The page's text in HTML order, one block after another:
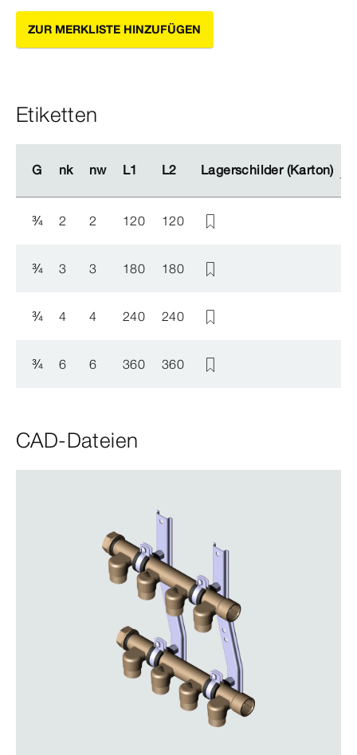
ZUR MERKLISTE HINZUFÜGEN
Etiketten
G nk nw L1 L2 Lagerschilder (Karton)
G nk nw L1 L2 Lagerschilder (Karton)
¾ 2 2 120 120
¾ 3 3 180 180
¾ 4 4 240 240
¾ 6 6 360 360
CAD-Dateien